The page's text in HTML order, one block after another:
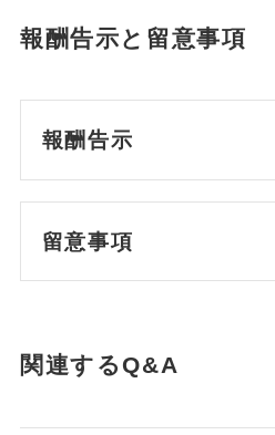
報酬告示と留意事項
報酬告示
留意事項
関連するQ&A